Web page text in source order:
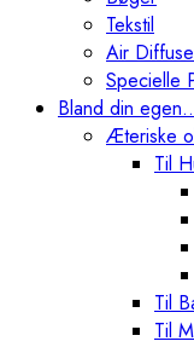
Tekstil
Air
Specielle
Bland din
Æteriske
Til
Til
Til